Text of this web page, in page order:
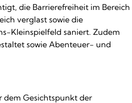
die Barrierefreiheit im Bereich
verglast sowie die
Kleinspielfeld saniert. Zudem
sowie Abenteuer- und
dem Gesichtspunkt der